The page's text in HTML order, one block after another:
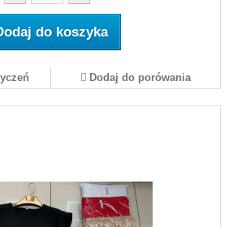
do koszyka
Dodaj do porówania